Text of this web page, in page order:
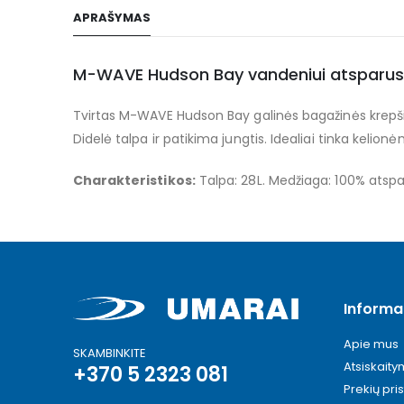
the
of
images
gallery
APRAŠYMAS
M-WAVE Hudson Bay vandeniui
Tvirtas M-WAVE Hudson Bay galinės bagažinės
Didelė talpa ir patikima jungtis. Idealiai tinka
Charakteristikos:Talpa: 28L. Medžiaga: 100%
SKAMBINKITE
+370 5 2323 081
Apie mus
Prekių